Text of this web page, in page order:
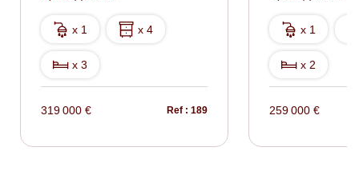
x 1 x 4
x 3
319 000 € Ref : 189
x 1
x 2
259 000 €